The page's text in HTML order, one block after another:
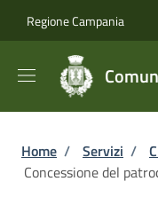
Regione Campania
Briciole di
Home / Servizi /
Concessione del